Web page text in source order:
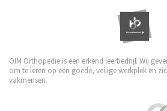
OIM Orthopedie is een erkend leerbedrijf. Wij
om te leren op een goede, veilige werkplek en
vakmensen.